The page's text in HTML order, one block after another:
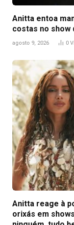
Anitta entoa
costas no show
agosto 9, 2026 0
Anitta reage à
orixás em